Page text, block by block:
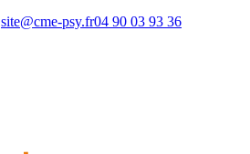
site@cme-psy.fr04 90 03 93 36